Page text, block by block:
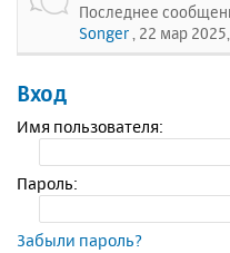
Последнее
Songer , 22 мар
Вход
Имя пользователя:
Пароль:
Забыли пароль?